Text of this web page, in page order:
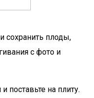
сохранить плоды,
с фото и
поставьте на плиту.